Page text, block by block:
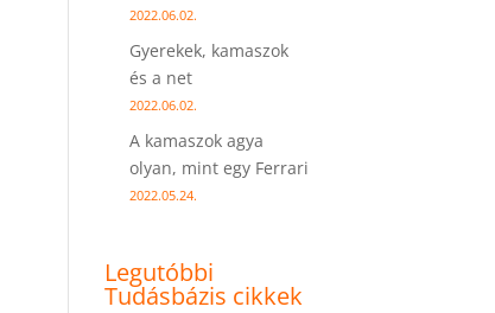
2022.06.02.
Gyerekek, kamaszok
és a net
2022.06.02.
A kamaszok agya
olyan, mint egy Ferrari
2022.05.24.
Legutóbbi
Tudásbázis cikkek